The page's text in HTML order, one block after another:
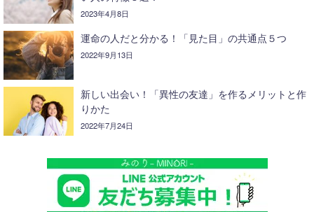
2023年4月8日
運命の人だと分かる！「見た目」の共通点５つ
2022年9月13日
新しい出会い！「異性の友達」を作るメリットと作
りかた
2022年7月24日